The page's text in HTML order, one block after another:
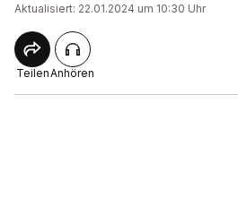
Aktualisiert: 22.01.2024 um 10:30 Uhr
TeilenAnhören